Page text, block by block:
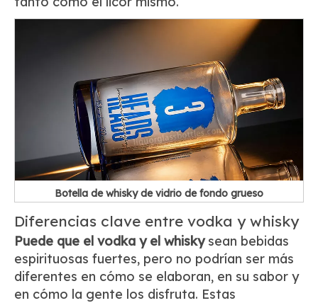
Botella de whisky de vidrio de fondo grueso
Diferencias clave entre vodka y whisky
Puede que el vodka y el whiskysean bebidas
espirituosas fuertes, pero no podrían ser más
diferentes en cómo se elaboran, en su sabor y
en cómo la gente los disfruta. Estas